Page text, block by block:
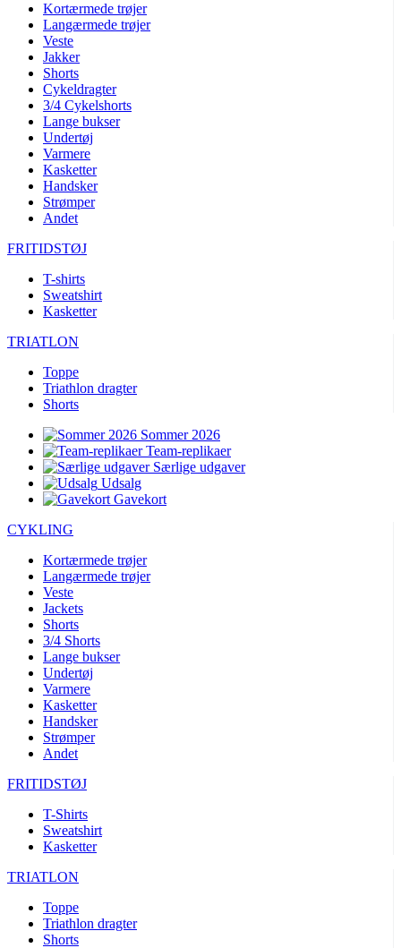
Kortærmede trøjer
Langærmede trøjer
Veste
Jakker
Shorts
Cykeldragter
3/4 Cykelshorts
Lange bukser
Undertøj
Varmere
Kasketter
Handsker
Strømper
Andet
FRITIDSTØJ
T-shirts
Sweatshirt
Kasketter
TRIATLON
Toppe
Triathlon dragter
Shorts
Sommer 2026
Team-replikaer
Særlige udgaver
Udsalg
Gavekort
CYKLING
Kortærmede trøjer
Langærmede trøjer
Veste
Jackets
Shorts
3/4 Shorts
Lange bukser
Undertøj
Varmere
Kasketter
Handsker
Strømper
Andet
FRITIDSTØJ
T-Shirts
Sweatshirt
Kasketter
TRIATLON
Toppe
Triathlon dragter
Shorts